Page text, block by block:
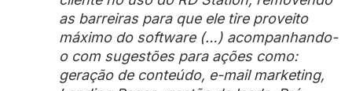
as barreiras para que ele tire proveito
máximo do software (…) acompanhando-
o com sugestões para ações como:
geração de conteúdo, e-mail marketing,